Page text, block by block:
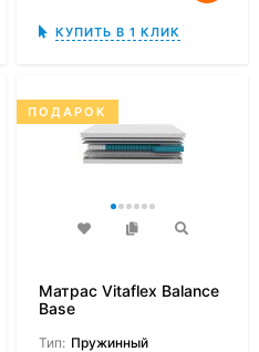
КУПИТЬ В 1 КЛИК
ПОДАРОК
Матрас Vitaflex Balance
Base
Тип: Пружинный